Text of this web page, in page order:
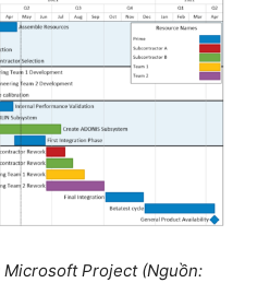
Project (Nguồn: